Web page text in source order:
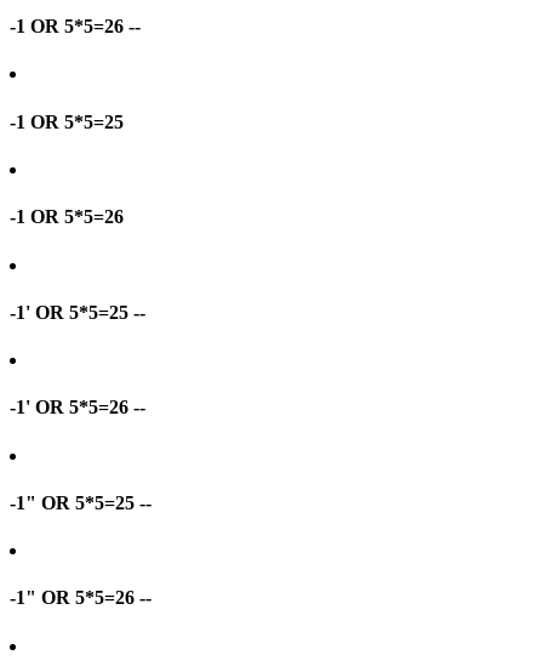
-1 OR 5*5=26 --
-1 OR 5*5=25
-1 OR 5*5=26
-1' OR 5*5=25 --
-1' OR 5*5=26 --
-1" OR 5*5=25 --
-1" OR 5*5=26 --